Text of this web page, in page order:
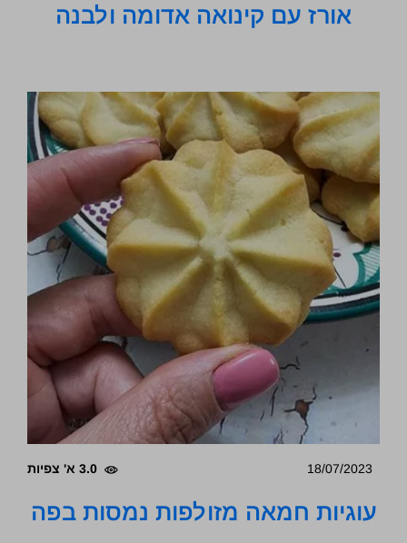
אורז עם קינואה אדומה ולבנה
18/07/2023 3.0 א' צפיות
עוגיות חמאה מזולפות נמסות בפה